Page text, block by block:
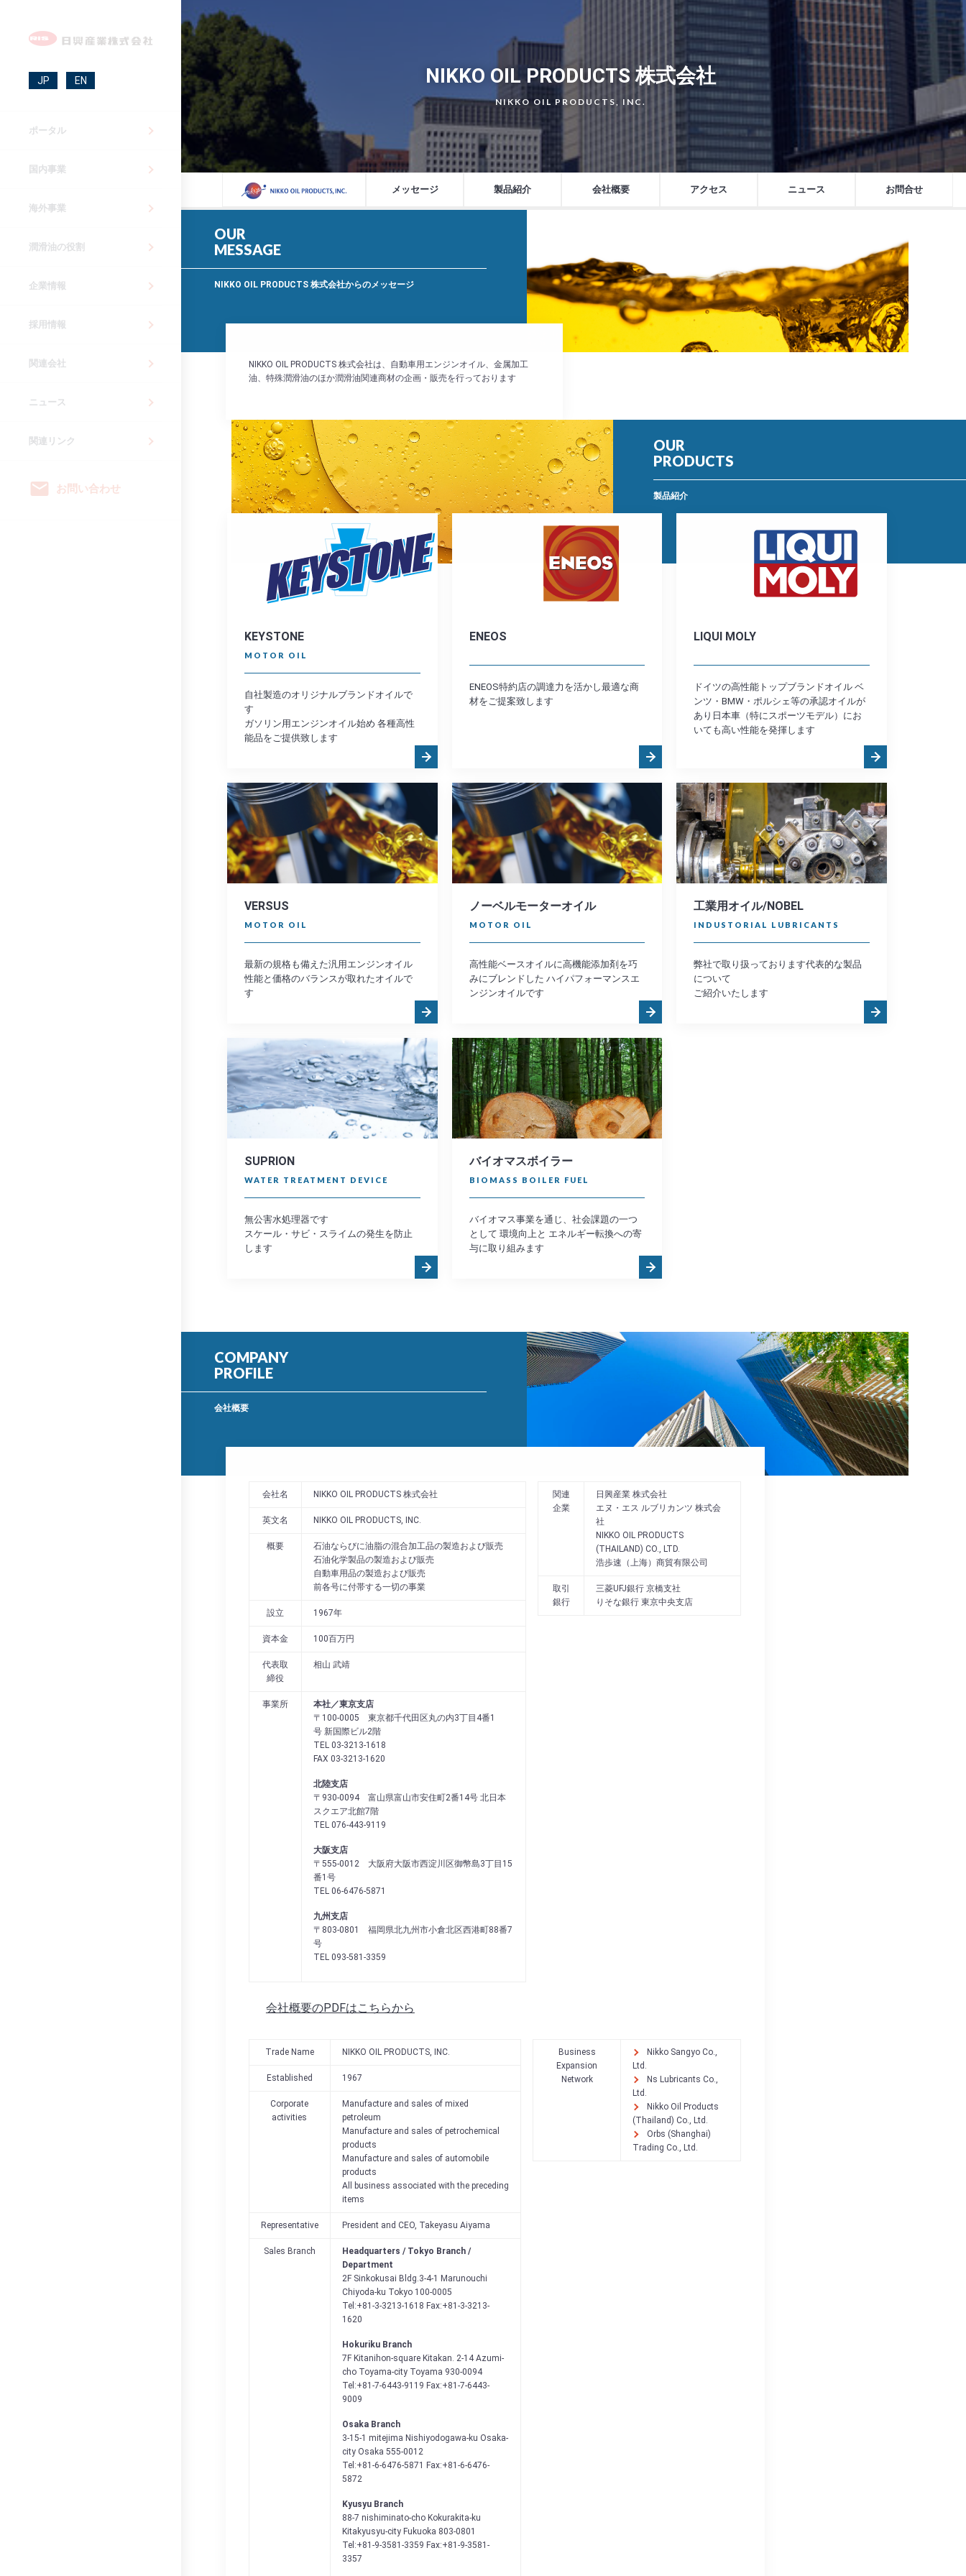
JP EN
ポータル
国内事業
海外事業
潤滑油の役割
企業情報
採用情報
関連会社
ニュース
関連リンク
email お問い合わせ
NIKKO OIL PRODUCTS 株式会社
NIKKO OIL PRODUCTS, INC.
メッセージ 製品紹介 会社概要 アクセス ニュース お問合せ
OUR
MESSAGE
NIKKO OIL PRODUCTS 株式会社からのメッセージ
NIKKO OIL PRODUCTS 株式会社は、自動車用エンジンオイル、金属加工
油、特殊潤滑油のほか潤滑油関連商材の企画・販売を行っております
OUR
PRODUCTS
製品紹介
KEYSTONE
MOTOR OIL
自社製造のオリジナルブランドオイルで
す
ガソリン用エンジンオイル始め 各種高性
能品をご提供致します
ENEOS
ENEOS特約店の調達力を活かし最適な商
材をご提案致します
LIQUI MOLY
ドイツの高性能トップブランドオイル ベ
ンツ・BMW・ポルシェ等の承認オイルが
あり日本車（特にスポーツモデル）にお
いても高い性能を発揮します
VERSUS
MOTOR OIL
最新の規格も備えた汎用エンジンオイル
性能と価格のバランスが取れたオイルで
す
ノーベルモーターオイル
MOTOR OIL
高性能ベースオイルに高機能添加剤を巧
みにブレンドした ハイパフォーマンスエ
ンジンオイルです
⼯業⽤オイル/NOBEL
INDUSTORIAL LUBRICANTS
弊社で取り扱っております代表的な製品
について
ご紹介いたします
SUPRION
WATER TREATMENT DEVICE
無公害水処理器です
スケール・サビ・スライムの発生を防止
します
バイオマスボイラー
BIOMASS BOILER FUEL
バイオマス事業を通じ、社会課題の一つ
として 環境向上と エネルギー転換への寄
与に取り組みます
COMPANY
PROFILE
会社概要
会社名 NIKKO OIL PRODUCTS 株式会社
英文名 NIKKO OIL PRODUCTS, INC.
概要
石油ならびに油脂の混合加工品の製造および販売
石油化学製品の製造および販売
自動車用品の製造および販売
前各号に付帯する一切の事業
設立 1967年
資本金 100百万円
代表取
締役
相山 武靖
事業所
本社／東京支店
〒100-0005 東京都千代田区丸の内3丁目4番1
号 新国際ビル2階
TEL 03-3213-1618
FAX 03-3213-1620
北陸支店
〒930-0094 富山県富山市安住町2番14号 北日本
スクエア北館7階
TEL 076-443-9119
大阪支店
〒555-0012 大阪府大阪市西淀川区御幣島3丁目15
番1号
TEL 06-6476-5871
九州支店
〒803-0801 福岡県北九州市小倉北区西港町88番7
号
TEL 093-581-3359
関連
企業
日興産業 株式会社
エヌ・エス ルブリカンツ 株式会
社
NIKKO OIL PRODUCTS
(THAILAND) CO., LTD.
浩歩速（上海）商貿有限公司
取引
銀行
三菱UFJ銀行 京橋支社
りそな銀行 東京中央支店
会社概要のPDFはこちらから
Trade Name NIKKO OIL PRODUCTS, INC.
Established 1967
Corporate
activities
Manufacture and sales of mixed
petroleum
Manufacture and sales of petrochemical
products
Manufacture and sales of automobile
products
All business associated with the preceding
items
Representative President and CEO, Takeyasu Aiyama
Sales Branch
Headquarters / Tokyo Branch /
Department
2F Sinkokusai Bldg.3-4-1 Marunouchi
Chiyoda-ku Tokyo 100-0005
Tel:+81-3-3213-1618 Fax:+81-3-3213-
1620
Hokuriku Branch
7F Kitanihon-square Kitakan. 2-14 Azumi-
cho Toyama-city Toyama 930-0094
Tel:+81-7-6443-9119 Fax:+81-7-6443-
9009
Osaka Branch
3-15-1 mitejima Nishiyodogawa-ku Osaka-
city Osaka 555-0012
Tel:+81-6-6476-5871 Fax:+81-6-6476-
5872
Kyusyu Branch
88-7 nishiminato-cho Kokurakita-ku
Kitakyusyu-city Fukuoka 803-0801
Tel:+81-9-3581-3359 Fax:+81-9-3581-
3357
Business
Expansion
Network
Nikko Sangyo Co.,
Ltd.
Ns Lubricants Co.,
Ltd.
Nikko Oil Products
(Thailand) Co., Ltd.
Orbs (Shanghai)
Trading Co., Ltd.